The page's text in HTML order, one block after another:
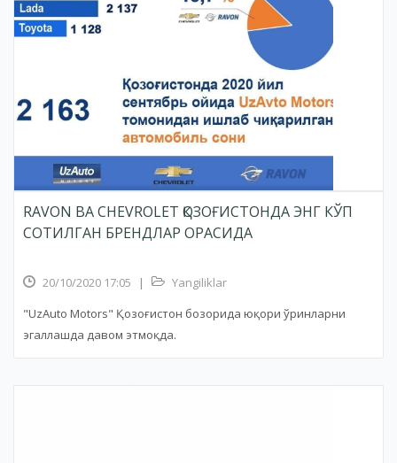
RAVON ВА CHEVROLET ҚОЗОҒИСТОНДА ЭНГ КЎП
СОТИЛГАН БРЕНДЛАР ОРАСИДА
20/10/2020 17:05 |
Yangiliklar
"UzAuto Motors" Қозоғистон бозорида юқори ўринларни
эгаллашда давом этмоқда.